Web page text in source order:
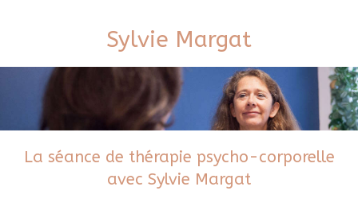
Sylvie Margat
La séance de thérapie psycho-corporelle
avec Sylvie Margat